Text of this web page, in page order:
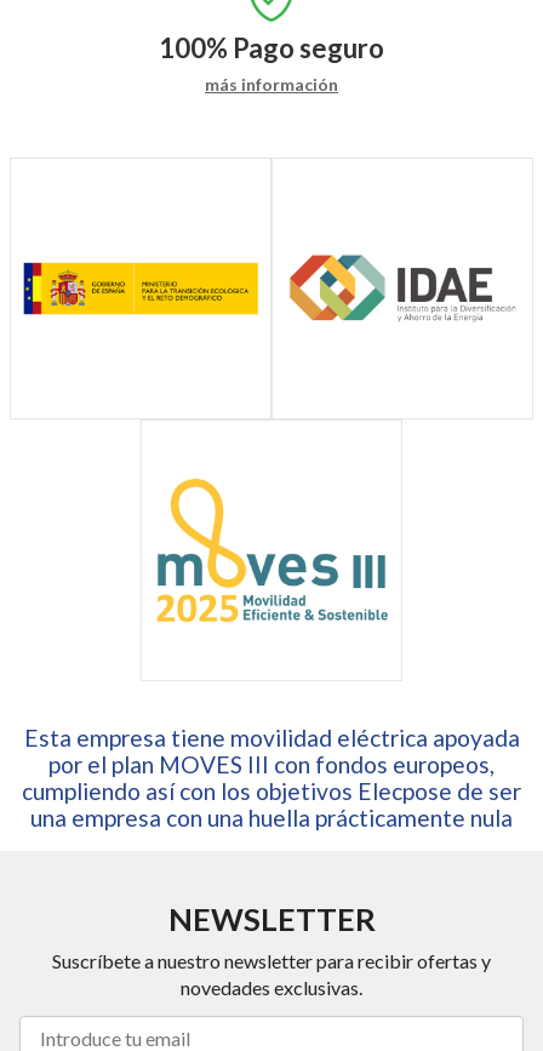
100% Pago seguro
más información
Esta empresa tiene movilidad eléctrica apoyada
por el plan MOVES III con fondos europeos,
cumpliendo así con los objetivos Elecpose de ser
una empresa con una huella prácticamente nula
NEWSLETTER
Suscríbete a nuestro newsletter para recibir ofertas y
novedades exclusivas.